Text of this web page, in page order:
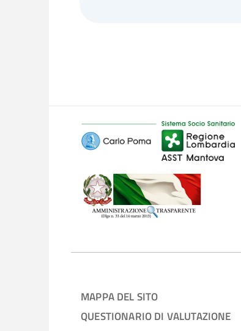
MAPPA DEL SITO
QUESTIONARIO DI VALUTAZIONE